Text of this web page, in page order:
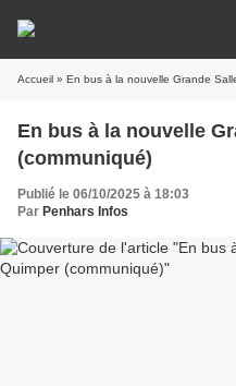
Accueil » En bus à la nouvelle Grande
En bus à la nouvelle
(communiqué)
Publié le 06/10/2025 à 18:03
Par Penhars Infos